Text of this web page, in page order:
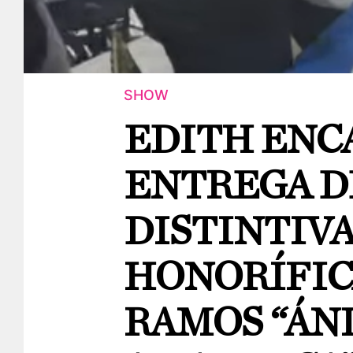
SHOW
EDITH
ENTREGA
RAMOS